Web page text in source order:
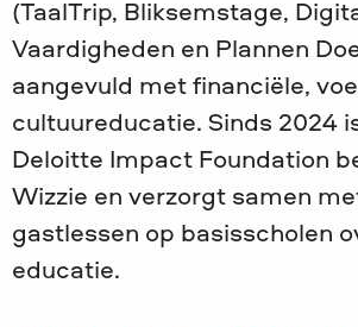
(TaalTrip, Bliksemstage,
Vaardigheden en Plannen
aangevuld met financiële,
cultuureducatie. Sinds 2024
Deloitte Impact Foundation
Wizzie en verzorgt samen
gastlessen op basisscholen
educatie.